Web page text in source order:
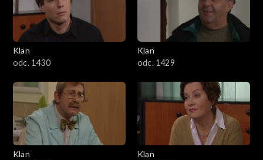
Klan
odc. 1430
Klan
odc. 1429
Klan
Klan